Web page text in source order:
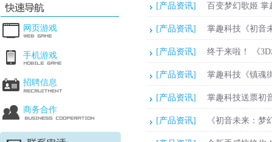
网页游戏
手机游戏
招聘信息
商务合作
[产品资讯] 百变梦幻歌姬
[产品资讯] 掌趣科技《初音
[产品资讯] 终于来啦！ 《
[产品资讯] 掌趣科技《镇魂
[产品资讯] 掌趣科技送票初
[产品资讯] 《初音未来：